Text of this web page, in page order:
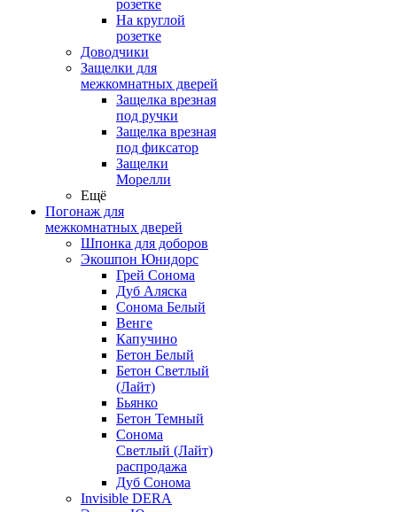
розетке
На круглой
розетке
Доводчики
Защелки для
межкомнатных дверей
Защелка врезная
под ручки
Защелка врезная
под фиксатор
Защелки
Морелли
Ещё
Погонаж для
межкомнатных дверей
Шпонка для доборов
Экошпон Юнидорс
Грей Сонома
Дуб Аляска
Сонома Белый
Венге
Капучино
Бетон Белый
Бетон Светлый
(Лайт)
Бьянко
Бетон Темный
Сонома
Светлый (Лайт)
распродажа
Дуб Сонома
Invisible DERA